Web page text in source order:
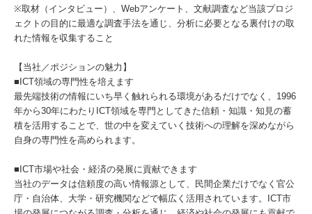
※取材（インタビュー）、Webアンケート、文献調査など当該プロジ
ェクトの目的に最適な調査手法を通じ、分析に必要となる裏付けの取
れた情報を収集すること
【当社／ポジションの魅力】
■ICT領域の専門性を培えます
最先端技術の情報にいち早く触れられる環境があるだけでなく、1996
年から30年にわたりICT領域を専門としてきた信頼・知識・知見の蓄
積を活用することで、世の中を変えていく技術への理解を深めながら
自身の専門性を高められます。
■ICT市場や社会・経済の発展に貢献できます
当社のデータは信頼度の高い情報源として、民間企業だけでなく官公
庁・自治体、大学・研究機関などで幅広く活用されています。ICT市